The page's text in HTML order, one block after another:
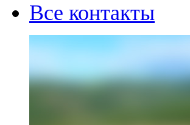
Все контакты